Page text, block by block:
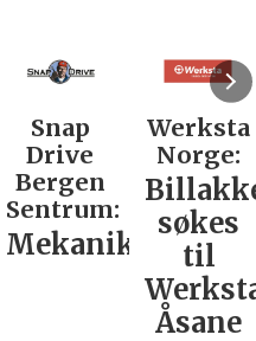
Snap
Drive
Bergen
Sentrum:
Mekaniker
Werksta
Norge:
søkes
til
Åsane